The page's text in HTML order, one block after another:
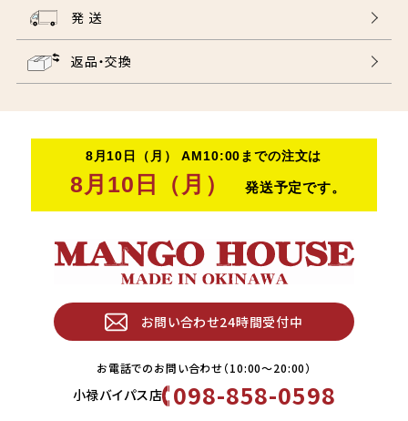
発 送
返品・交換
お問い合わせ24時間受付中
お電話でのお問い合わせ（10:00〜20:00）
小禄バイパス店 098-858-0598